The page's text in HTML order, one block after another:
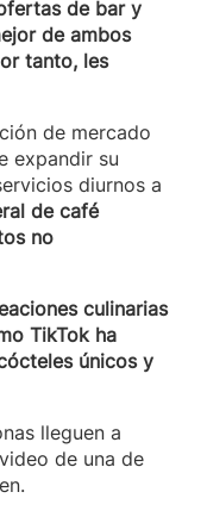
de bar y
de ambos
tanto, les
de mercado
expandir su
diurnos a
de café
no
culinarias
TikTok ha
únicos y
lleguen a
de una de